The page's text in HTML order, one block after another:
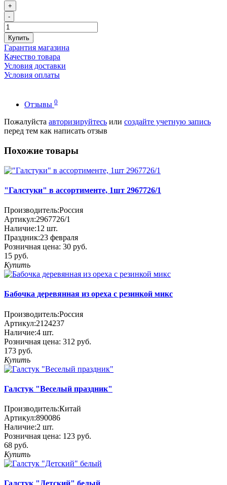
+
-
Купить
Гарантия магазина
Качество товара
Условия доставки
Условия оплаты
Отзывы 0
Пожалуйста авторизируйтесь или создайте учетную запись
перед тем как написать отзыв
Похожие товары
"Галстуки" в ассортименте, 1шт 2967726/1
Производитель:Россия
Артикул:2967726/1
Наличие:12 шт.
Праздник:23 февраля
Розничная цена: 30 руб.
15 руб.
Купить
Бабочка деревянная из ореха с резинкой микс
Производитель:Россия
Артикул:2124237
Наличие:4 шт.
Розничная цена: 312 руб.
173 руб.
Купить
Галстук "Веселый праздник"
Производитель:Китай
Артикул:890086
Наличие:2 шт.
Розничная цена: 123 руб.
68 руб.
Купить